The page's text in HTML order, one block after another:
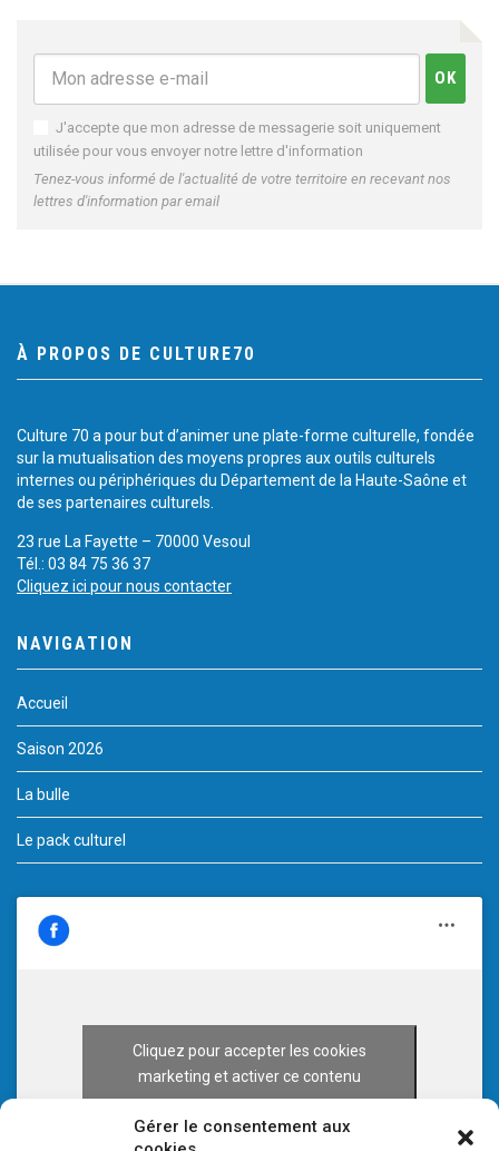
Gérer le consentement aux
J'accepte que mon adresse de messagerie soit uniquement
utilisée pour vous envoyer notre lettre d'information
Tenez-vous informé de l'actualité de votre territoire en recevant nos
lettres d'information par email
À PROPOS DE CULTURE70
Culture 70 a pour but d’animer une plate-forme culturelle, fondée
sur la mutualisation des moyens propres aux outils culturels
internes ou périphériques du Département de la Haute-Saône et
de ses partenaires culturels.
23 rue La Fayette – 70000 Vesoul
Tél.: 03 84 75 36 37
Cliquez ici pour nous contacter
NAVIGATION
Accueil
Saison 2026
La bulle
Le pack culturel
Cliquez pour accepter les cookies
marketing et activer ce contenu